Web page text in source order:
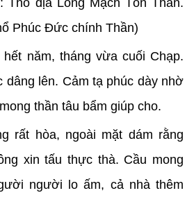
Thổ địa Long Mạch Tôn Thần.
Phúc Đức chính Thần)
năm, tháng vừa cuối Chạp.
dâng lên. Cảm tạ phúc dày nhờ
thần tâu bẩm giúp cho.
rất hòa, ngoài mặt dám rằng
xin tấu thực thà. Cầu mong
người lo ấm, cả nhà thêm